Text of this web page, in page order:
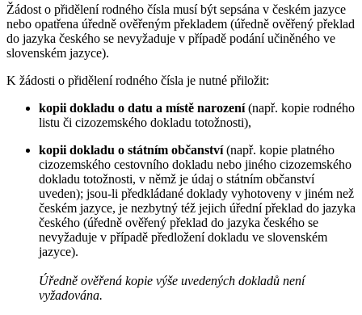
Žádost o přidělení rodného čísla musí být sepsána v českém jazyce
nebo opatřena úředně ověřeným překladem (úředně ověřený překlad
do jazyka českého se nevyžaduje v případě podání učiněného ve
slovenském jazyce).
K žádosti o přidělení rodného čísla je nutné přiložit:
kopii dokladu o datu a místě narození(např. kopie rodného
listu či cizozemského dokladu totožnosti),
kopii dokladu o státním občanství(např. kopie platného
cizozemského cestovního dokladu nebo jiného cizozemského
dokladu totožnosti, v němž je údaj o státním občanství
uveden); jsou-li předkládané doklady vyhotoveny v jiném než
českém jazyce, je nezbytný též jejich úřední překlad do jazyka
českého (úředně ověřený překlad do jazyka českého se
nevyžaduje v případě předložení dokladu ve slovenském
jazyce).
Úředně ověřená kopie výše uvedených dokladů není
vyžadována.